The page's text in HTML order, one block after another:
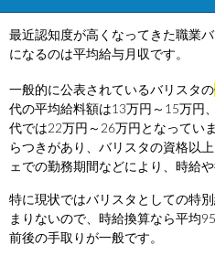
最近認知度が高くなってきた職業
になるのは平均給与月収です。
一般的に公表されているバリスタの
代の平均給料額は13万円～15万円
代では22万円～26万円となってい
らつきがあり、バリスタの資格以
ェでの勤務期間などにより、時給
特に現状ではバリスタとしての特
まりないので、時給換算なら平均
前後の手取りが一般です。